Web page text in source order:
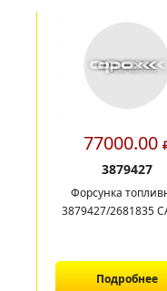
77000.00
3879427
Форсунка
3879427/2681835
Подробнее